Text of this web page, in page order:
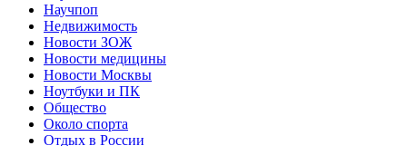
Научпоп
Недвижимость
Новости ЗОЖ
Новости медицины
Новости Москвы
Ноутбуки и ПК
Общество
Около спорта
Отдых в России